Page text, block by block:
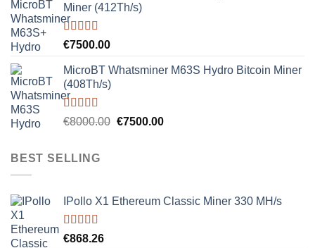
Miner (412Th/s)
Rated5.00
€7500.00
MicroBT Whatsminer M63S Hydro Bitcoin Miner
(408Th/s)
Rated5.00
€8000.00 Original
€7500.00Current
BEST SELLING
IPollo X1 Ethereum Classic Miner 330 MH/s
Rated5.00
€868.26